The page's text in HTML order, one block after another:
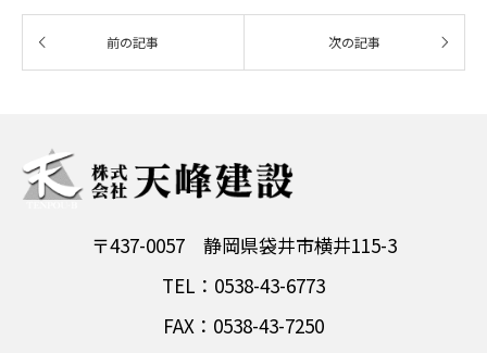
〒437-0057 静岡県袋井市横井115-3
TEL：0538-43-6773
FAX：0538-43-7250